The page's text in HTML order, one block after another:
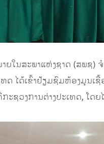
ໃນສະພາແຫ່ງຊາດ (ສພຊ)
ໄດ້ເຂົ້າຢ້ຽມຊົມຫ້ອງມູນເ
ະຊວງການຕ່າງປະເທດ, ໂ